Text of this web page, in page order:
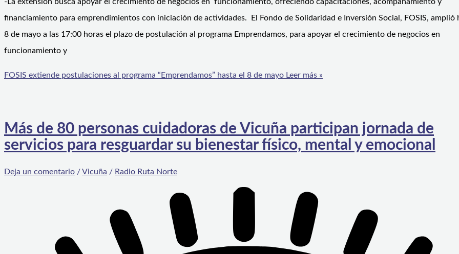
financiamiento para emprendimientos con iniciación de actividades. El Fondo de Solidaridad e Inversión Social, FOSIS, amplió
8 de mayo a las 17:00 horas el plazo de postulación al programa Emprendamos, para apoyar el crecimiento de negocios en
funcionamiento y
FOSIS extiende postulaciones al programa “Emprendamos” hasta el 8 de mayo Leer más »
Más de 80 personas cuidadoras de Vicuña participan jornada de
servicios para resguardar su bienestar físico, mental y emocional
Deja un comentario /Vicuña / Radio Ruta Norte